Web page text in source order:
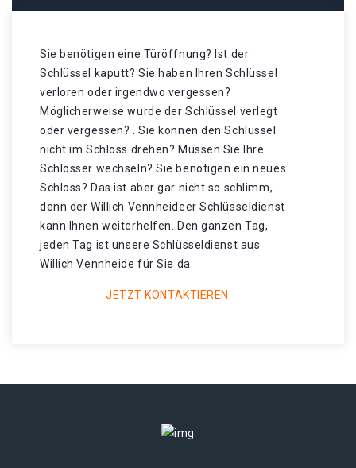
Sie benötigen eine Türöffnung? Ist der
Schlüssel kaputt? Sie haben Ihren Schlüssel
verloren oder irgendwo vergessen?
Möglicherweise wurde der Schlüssel verlegt
oder vergessen? . Sie können den Schlüssel
nicht im Schloss drehen? Müssen Sie Ihre
Schlösser wechseln? Sie benötigen ein neues
Schloss? Das ist aber gar nicht so schlimm,
denn der Willich Vennheideer Schlüsseldienst
kann Ihnen weiterhelfen. Den ganzen Tag,
jeden Tag ist unsere Schlüsseldienst aus
Willich Vennheide für Sie da.
JETZT KONTAKTIEREN